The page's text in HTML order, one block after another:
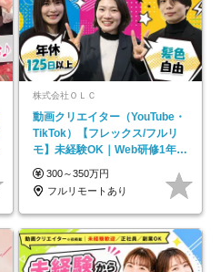
株式会社ＯＬＣ
動画クリエイター（YouTube・
TikTok）【フレックス/フルリ
モ】未経験OK｜Web研修1年間
｜副業OK
300～350万円
フルリモートあり